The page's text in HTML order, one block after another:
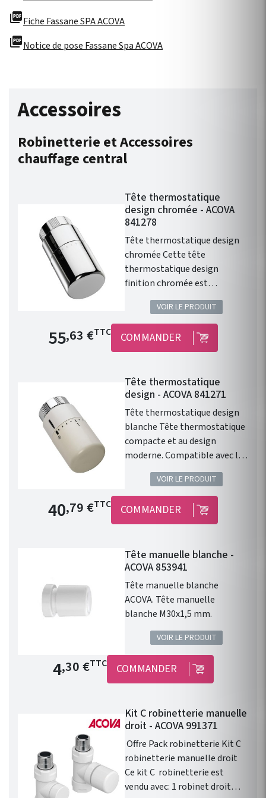
picture_as_pdfFiche Fassane SPA ACOVA
picture_as_pdfNotice de pose Fassane Spa ACOVA
Accessoires
Robinetterie et Accessoires
chauffage central
Tête thermostatique
design chromée - ACOVA
841278
Tête thermostatique design
chromée Cette tête
thermostatique design
finition chromée est
compatible avec l'ensemble
de la gamme de chauffage
central Fassane Prem's de
chez ACOVA .
VOIR LE PRODUIT
Prix de base
55,63 €TTC COMMANDER
Tête thermostatique
design - ACOVA 841271
Tête thermostatique design
blanche Tête thermostatique
compacte et au design
moderne. Compatible avec les
radiateurs eau chaude ACOVA.
Type de raccord : M30 x1,5.
Finition : Blanc. 46 Couleurs en
option. Cette tête
thermostatique design
avec précision de la
température d'un radiateur ou
d'un sèche serviette à eau
chaude.
VOIR LE PRODUIT
Prix de base
40,79 €TTC COMMANDER
Tête manuelle blanche -
ACOVA 853941
Tête manuelle blanche
ACOVA. Tête manuelle
blanche M30x1,5 mm.
VOIR LE PRODUIT
Prix de base
4,30 €TTC COMMANDER
Kit C robinetterie manuelle
droit - ACOVA 991371
Offre Pack robinetterie Kit C
robinetterie manuelle droit
Ce kit C robinetterie est
vendu avec: 1 robinet droit